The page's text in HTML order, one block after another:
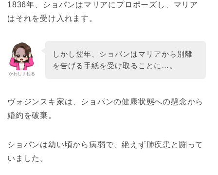
1836年、ショパンはマリアにプロポーズし、マリア
はそれを受け入れます。
かわしまねる
しかし翌年、ショパンはマリアから別離
を告げる手紙を受け取ることに…。
ヴォジンスキ家は、ショパンの健康状態への懸念から
婚約を破棄。
ショパンは幼い頃から病弱で、絶えず肺疾患と闘って
いました。